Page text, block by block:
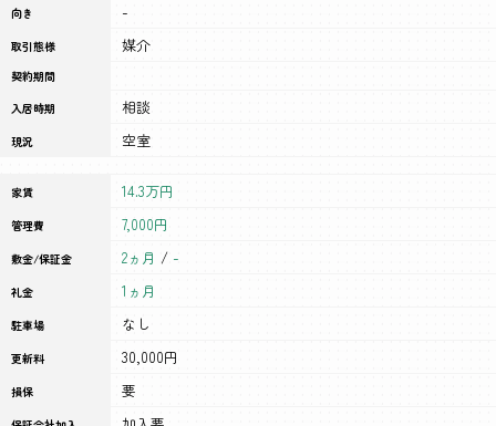
向き -
取引態様 媒介
契約期間
入居時期
相談
現況 空室
家賃 14.3万円
管理費 7,000円
敷金/保証金 2ヵ月 / -
礼金 1ヵ月
駐車場 なし
更新料 30,000円
損保 要